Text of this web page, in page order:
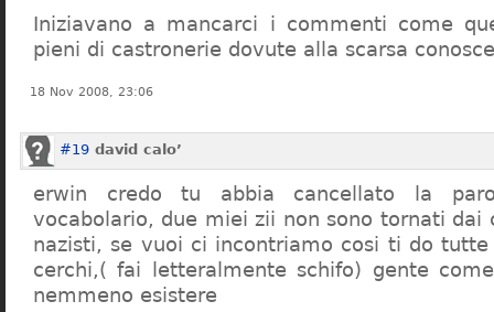
Iniziavano a mancarci i commenti come
pieni di castronerie dovute alla scarsa
18 Nov 2008, 23:06
#19 david calo’
erwin credo tu abbia cancellato la
vocabolario, due miei zii non sono tornati dai
nazisti, se vuoi ci incontriamo cosi ti do tutte
cerchi,( fai letteralmente schifo) gente
nemmeno esistere